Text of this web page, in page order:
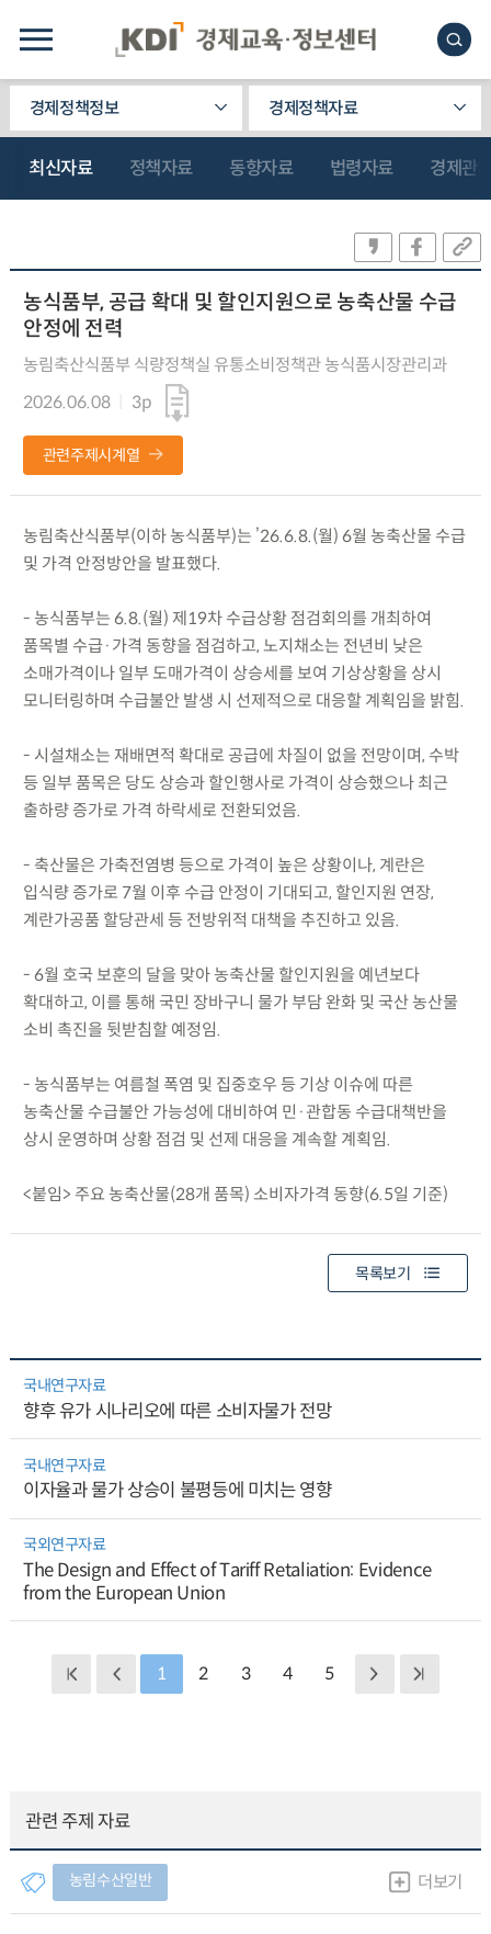
경제정책정보 경제정책자료
최신자료 정책자료 동향자료 법령자료 경제관
농식품부, 공급 확대 및 할인지원으로 농축산물 수급
안정에 전력
농림축산식품부 식량정책실 유통소비정책관 농식품시장관리과
2026.06.08
3p
관련주제시계열
농림축산식품부(이하 농식품부)는 ’26.6.8.(월) 6월 농축산물 수급
및 가격 안정방안을 발표했다.
- 농식품부는 6.8.(월) 제19차 수급상황 점검회의를 개최하여
품목별 수급·가격 동향을 점검하고, 노지채소는 전년비 낮은
소매가격이나 일부 도매가격이 상승세를 보여 기상상황을 상시
모니터링하며 수급불안 발생 시 선제적으로 대응할 계획임을 밝힘.
- 시설채소는 재배면적 확대로 공급에 차질이 없을 전망이며, 수박
등 일부 품목은 당도 상승과 할인행사로 가격이 상승했으나 최근
출하량 증가로 가격 하락세로 전환되었음.
- 축산물은 가축전염병 등으로 가격이 높은 상황이나, 계란은
입식량 증가로 7월 이후 수급 안정이 기대되고, 할인지원 연장,
계란가공품 할당관세 등 전방위적 대책을 추진하고 있음.
- 6월 호국 보훈의 달을 맞아 농축산물 할인지원을 예년보다
확대하고, 이를 통해 국민 장바구니 물가 부담 완화 및 국산 농산물
소비 촉진을 뒷받침할 예정임.
- 농식품부는 여름철 폭염 및 집중호우 등 기상 이슈에 따른
농축산물 수급불안 가능성에 대비하여 민·관합동 수급대책반을
상시 운영하며 상황 점검 및 선제 대응을 계속할 계획임.
<붙임> 주요 농축산물(28개 품목) 소비자가격 동향(6.5일 기준)
목록보기
국내연구자료
향후 유가 시나리오에 따른 소비자물가 전망
국내연구자료
이자율과 물가 상승이 불평등에 미치는 영향
국외연구자료
The Design and Effect of Tariff Retaliation: Evidence
from the European Union
1 2 3 4 5
관련 주제 자료
농림수산일반 더보기